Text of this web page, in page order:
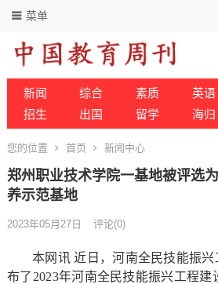
菜单
新闻 综合 素质 英语
招生
出国 留学 海归
您的位置 首页 新闻中心
郑州职业技术学院一基地被评选
养示范基地
2023年05月27日 评论(0)
本网讯 近日，河南全民技能振
布了2023年河南全民技能振兴工程建